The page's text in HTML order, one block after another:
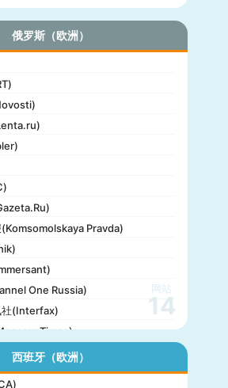
俄罗斯（欧洲）
Pravda)
One Russia)
社(Interfax)
Times)
网站
14
西班牙（欧洲）